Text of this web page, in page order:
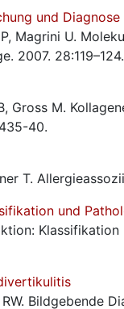
und
Magrini U.
2007. 28:119–124.
Gross M.
40.
T.
und
Bildgebende